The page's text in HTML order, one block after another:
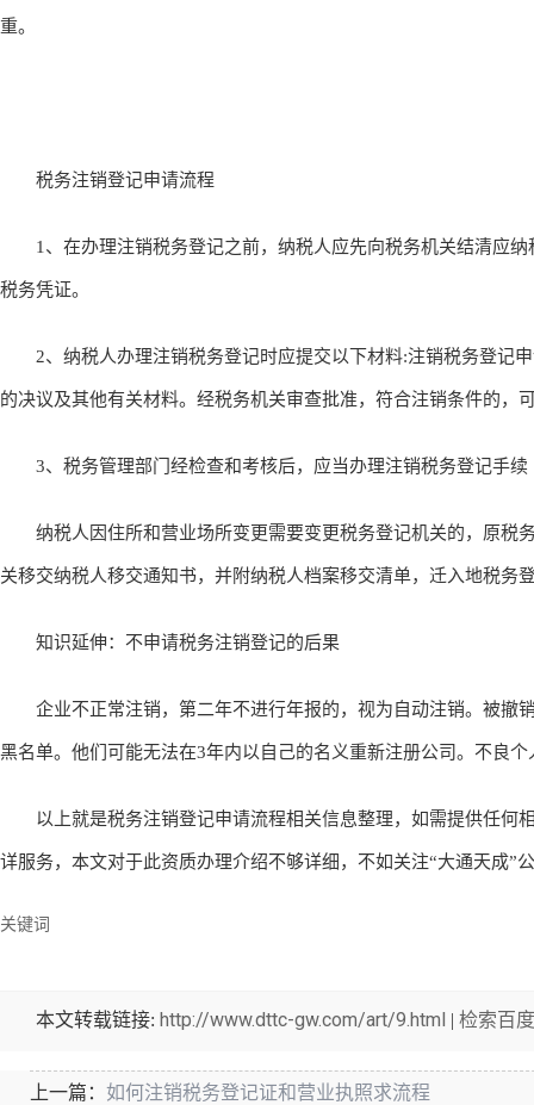
重。
税务注销登记申请流程
1、在办理注销税务登记之前，纳税人应先向税务机关结清应纳
税务凭证。
2、纳税人办理注销税务登记时应提交以下材料:注销税务登记
的决议及其他有关材料。经税务机关审查批准，符合注销条件的，
3、税务管理部门经检查和考核后，应当办理注销税务登记手续
纳税人因住所和营业场所变更需要变更税务登记机关的，原税
关移交纳税人移交通知书，并附纳税人档案移交清单，迁入地税务
知识延伸：不申请税务注销登记的后果
企业不正常注销，第二年不进行年报的，视为自动注销。被撤
黑名单。他们可能无法在3年内以自己的名义重新注册公司。不良
以上就是税务注销登记申请流程相关信息整理，如需提供任何
详服务，本文对于此资质办理介绍不够详细，不如关注“大通天成”
关键词
本文转载链接: http://www.dttc-gw.com/art/9.html | 检索百
上一篇： 如何注销税务登记证和营业执照求流程